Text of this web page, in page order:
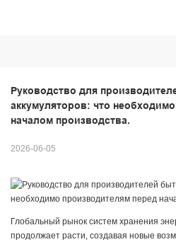
Руководство для
аккумуляторов: что
началом производства.
2026-06-05
Глобальный рынок систем хранения
продолжает расти, создавая новые